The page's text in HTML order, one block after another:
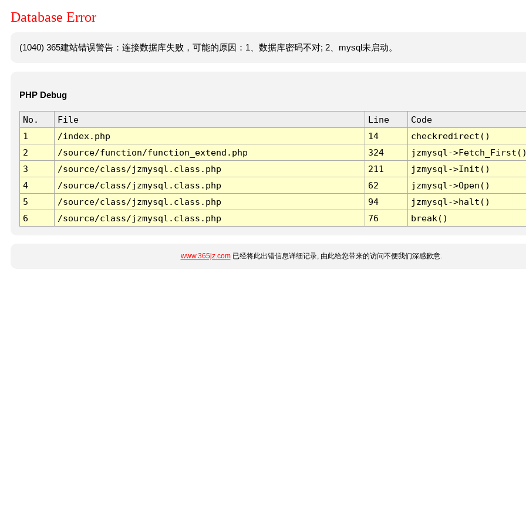
Database Error
(1040) 365建站错误警告：连接数据库失败，可能的原因：1、数据库密码不对; 2、mysql未启动。
PHP Debug
No. File Line
Code
1
/index.php 14
checkredirect()
2
/source/function/function_extend.php 324
jzmysql-
3
/source/class/jzmysql.class.php 211
jzmysql->Init()
4
/source/class/jzmysql.class.php 62
jzmysql->Open()
5
/source/class/jzmysql.class.php 94
jzmysql->halt()
6
/source/class/jzmysql.class.php 76 break()
www.365jz.com已经将此出错信息详细记录, 由此给您带来的访问不便我们深感歉意.